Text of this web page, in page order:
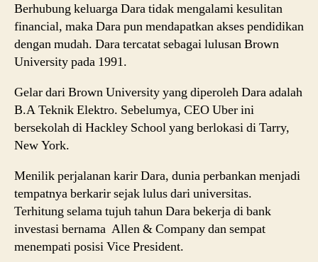
Berhubung keluarga Dara tidak mengalami kesulitan
financial, maka Dara pun mendapatkan akses pendidikan
dengan mudah. Dara tercatat sebagai lulusan Brown
University pada 1991.
Gelar dari Brown University yang diperoleh Dara adalah
B.A Teknik Elektro. Sebelumya, CEO Uber ini
bersekolah di Hackley School yang berlokasi di Tarry,
New York.
Menilik perjalanan karir Dara, dunia perbankan menjadi
tempatnya berkarir sejak lulus dari universitas.
Terhitung selama tujuh tahun Dara bekerja di bank
investasi bernama Allen & Company dan sempat
menempati posisi Vice President.